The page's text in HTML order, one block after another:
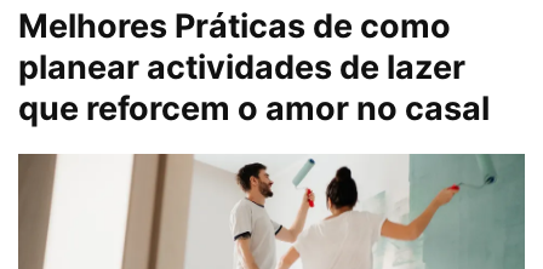
Melhores Práticas de como
planear actividades de lazer
que reforcem o amor no casal